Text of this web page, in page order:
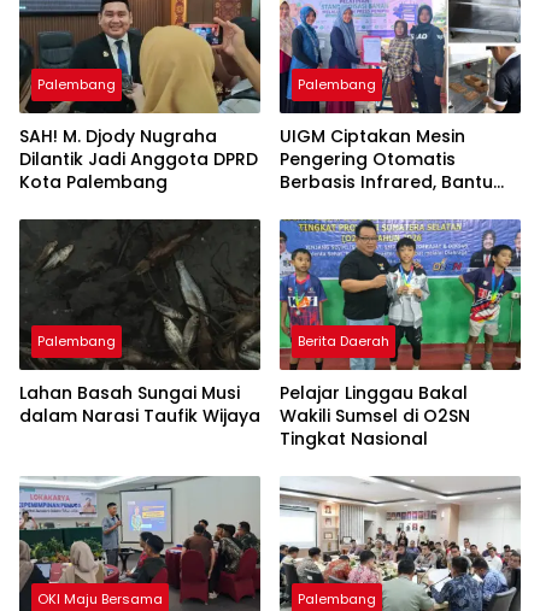
Palembang
SAH! M. Djody Nugraha
Dilantik Jadi Anggota DPRD
Kota Palembang
Palembang
UIGM Ciptakan Mesin
Pengering Otomatis
Berbasis Infrared, Bantu
Pulau Kemaro
Palembang
Lahan Basah Sungai Musi
dalam Narasi Taufik Wijaya
Berita Daerah
Pelajar Linggau Bakal
Wakili Sumsel di O2SN
Tingkat Nasional
OKI Maju Bersama Palembang